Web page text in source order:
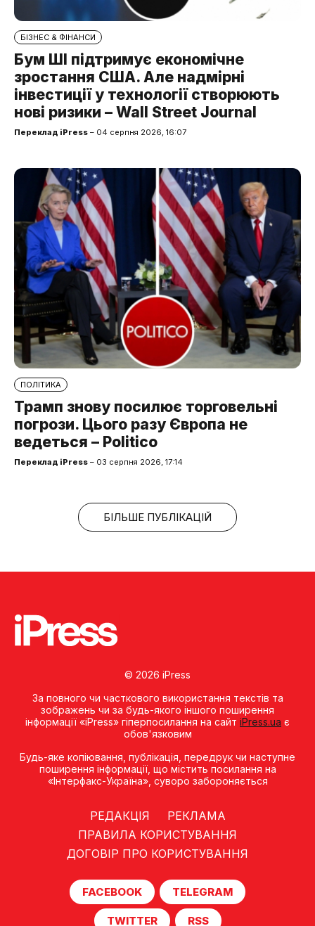
БІЗНЕС & ФІНАНСИ
Бум ШІ підтримує економічне
зростання США. Але надмірні
інвестиції у технології створюють
нові ризики – Wall Street Journal
Переклад iPress – 04 серпня 2026, 16:07
ПОЛІТИКА
Трамп знову посилює торговельні
погрози. Цього разу Європа не
ведеться – Politico
Переклад iPress – 03 серпня 2026, 17:14
БІЛЬШЕ ПУБЛІКАЦІЙ
© 2026 iPress
За повного чи часткового використання текстів та
зображень чи за будь-якого іншого поширення
інформації «iPress» гіперпосилання на сайт iPress.ua є
обов'язковим
Будь-яке копiювання, публiкацiя, передрук чи наступне
поширення iнформацiї, що мiстить посилання на
«Iнтерфакс-Україна», суворо забороняється
РЕДАКЦІЯ
РЕКЛАМА
ПРАВИЛА КОРИСТУВАННЯ
ДОГОВІР ПРО КОРИСТУВАННЯ
FACEBOOK TELEGRAM
TWITTER RSS